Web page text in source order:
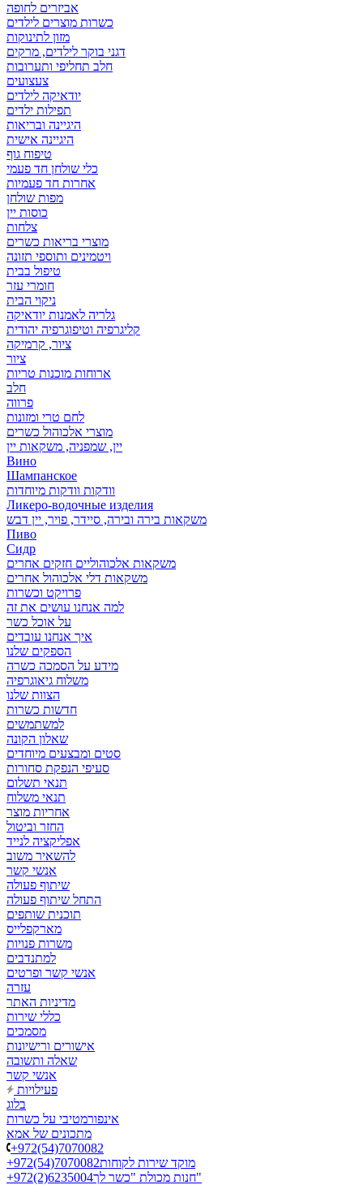
אביזרים לחופה
כשרות מוצרים לילדים
מזון לתינוקות
דגני בוקר לילדים, מרקים
חלב תחליפי ותערובות
צעצועים
יודאיקה לילדים
תפילות ילדים
היגיינה ובריאות
היגיינה אישית
טיפוח גוף
כלי שולחן חד פעמי
אחרות חד פעמיות
מפות שולחן
כוסות יין
צלחות
מוצרי בריאות כשרים
ויטמינים ותוספי תזונה
טיפול בבית
חומרי עזר
ניקוי הבית
גלריה לאמנות יודאיקה
קליגרפיה וטיפוגרפיה יהודית
ציור, קרמיקה
ציור
ארוחות מוכנות טריות
חלב
פרווה
לחם טרי ומזונות
מוצרי אלכוהול כשרים
יין, שמפניה, משקאות יין
Вино
Шампанское
וודקות וודקות מיוחדות
Ликеро-водочные изделия
משקאות בירה ובירה, סיידר, פויר, יין דבש
Пиво
Сидр
משקאות אלכוהוליים חזקים אחרים
משקאות דלי אלכוהול אחרים
פרויקט וכשרות
למה אנחנו עושים את זה
על אוכל כשר
איך אנחנו עובדים
הספקים שלנו
מידע על הסמכה כשרה
משלוח גיאוגרפיה
הצוות שלנו
חדשות כשרות
למשתמשים
שאלון הקונה
סטים ומבצעים מיוחדים
סעיפי הנפקת סחורות
תנאי תשלום
תנאי משלוח
אחריות מוצר
החזר וביטול
אפליקציה לנייד
להשאיר משוב
אנשי קשר
שיתוף פעולה
התחל שיתוף פעולה
תוכנית שותפים
מארקפלייס
משרות פנויות
למתנדבים
אנשי קשר ופרטים
עזרה
מדיניות האתר
כללי שירות
מסמכים
אישורים ורישיונות
שאלה ותשובה
אנשי קשר
פעילויות
בלוג
אינפורמטיבי על כשרות
מתכונים של אמא
+972(54)7070082
+972(54)7070082מוקד שירות לקוחות
+972(2)6235004
חנות מכולת "כשר לך"